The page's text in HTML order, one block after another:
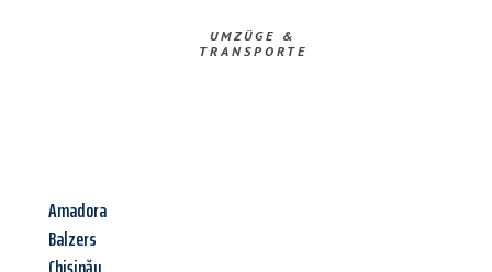
UMZÜGE &
TRANSPORTE
Amadora
Balzers